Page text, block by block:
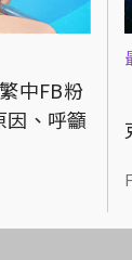
中FB粉
因、呼籲